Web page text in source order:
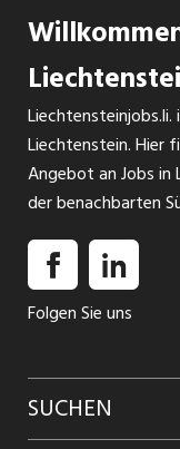
Liechtenstein. Hier
Angebot an Jobs in
der benachbarten
Folgen Sie uns
SUCHEN